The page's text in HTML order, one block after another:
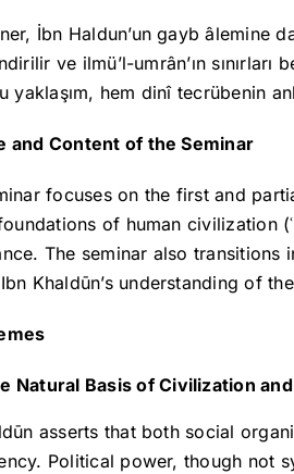
İbn Haldun’un gayb âlemine
ve ilmü’l-umrân’ın
yaklaşım, hem dinî tecrübenin
and Content of the Seminar
focuses on the first and
of human civilization
The seminar also
Khaldūn’s understanding of
Natural Basis of Civilization
asserts that both social
Political power, though not